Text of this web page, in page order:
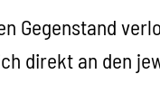
Gegenstand
direkt an den